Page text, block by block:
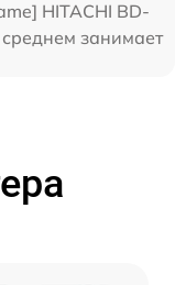
HITACHI BD-
занимает